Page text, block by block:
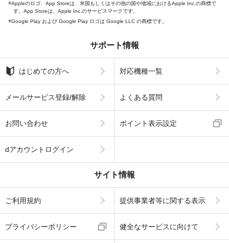
Appleのロゴ、App Storeは、米国もしくはその他の国や地域におけるApple Inc.の商標で
す。App Storeは、Apple Inc.のサービスマークです。
Google Play および Google Play ロゴは Google LLC の商標です。
サポート情報
はじめての方へ 対応機種一覧
メールサービス登録/解除 よくある質問
お問い合わせ ポイント表示設定
dアカウントログイン
サイト情報
ご利用規約 提供事業者等に関する表示
プライバシーポリシー 健全なサービスに向けて